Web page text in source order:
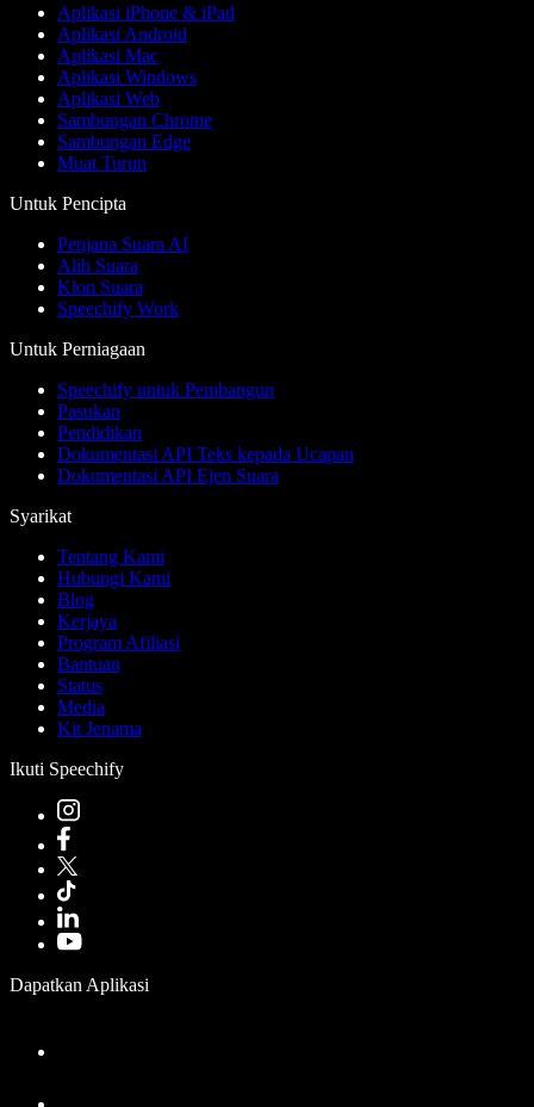
Aplikasi iPhone & iPad
Aplikasi Android
Aplikasi Mac
Aplikasi Windows
Aplikasi Web
Sambungan Chrome
Sambungan Edge
Muat Turun
Untuk Pencipta
Penjana Suara AI
Alih Suara
Klon Suara
Speechify Work
Untuk Perniagaan
Speechify untuk Pembangun
Pasukan
Pendidikan
Dokumentasi API Teks kepada Ucapan
Dokumentasi API Ejen Suara
Syarikat
Tentang Kami
Hubungi Kami
Blog
Kerjaya
Program Afiliasi
Bantuan
Status
Media
Kit Jenama
Ikuti Speechify
Dapatkan Aplikasi